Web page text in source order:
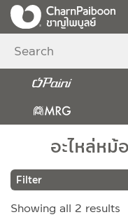
อะไหล่หม้
Brands
Showing all 2 results